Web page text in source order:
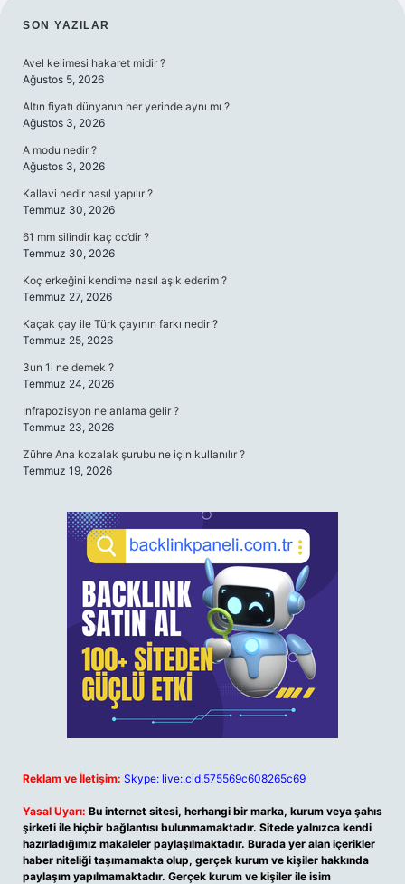
SIDEBAR
SON YAZILAR
Avel kelimesi hakaret midir ?
Ağustos 5, 2026
Altın fiyatı dünyanın her yerinde aynı mı ?
Ağustos 3, 2026
A modu nedir ?
Ağustos 3, 2026
Kallavi nedir nasıl yapılır ?
Temmuz 30, 2026
61 mm silindir kaç cc’dir ?
Temmuz 30, 2026
Koç erkeğini kendime nasıl aşık ederim ?
Temmuz 27, 2026
Kaçak çay ile Türk çayının farkı nedir ?
Temmuz 25, 2026
3un 1i ne demek ?
Temmuz 24, 2026
Infrapozisyon ne anlama gelir ?
Temmuz 23, 2026
Zühre Ana kozalak şurubu ne için kullanılır ?
Temmuz 19, 2026
Reklam ve İletişim: Skype: live:.cid.575569c608265c69
Yasal Uyarı: Bu internet sitesi, herhangi bir marka, kurum veya şahıs
şirketi ile hiçbir bağlantısı bulunmamaktadır. Sitede yalnızca kendi
hazırladığımız makaleler paylaşılmaktadır. Burada yer alan içerikler
haber niteliği taşımamakta olup, gerçek kurum ve kişiler hakkında
paylaşım yapılmamaktadır. Gerçek kurum ve kişiler ile isim